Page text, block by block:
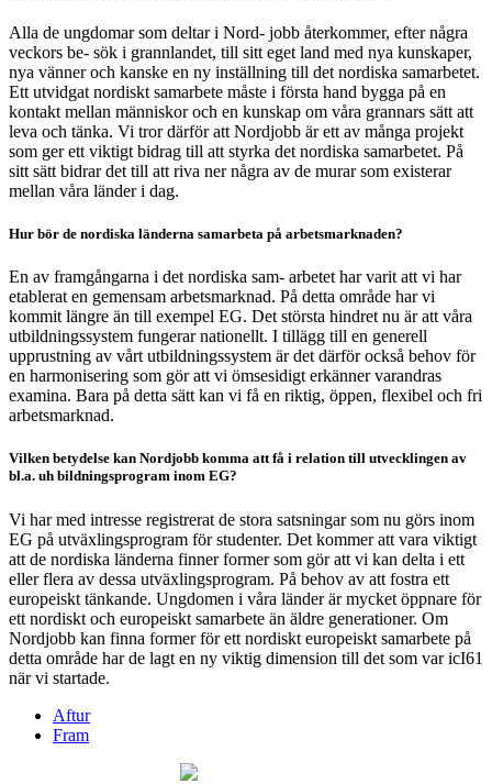
Alla de ungdomar som deltar i Nord- jobb återkommer, efter några
veckors be- sök i grannlandet, till sitt eget land med nya kunskaper,
nya vänner och kanske en ny inställning till det nordiska samarbetet.
Ett utvidgat nordiskt samarbete måste i första hand bygga på en
kontakt mellan människor och en kunskap om våra grannars sätt att
leva och tänka. Vi tror därför att Nordjobb är ett av många projekt
som ger ett viktigt bidrag till att styrka det nordiska samarbetet. På
sitt sätt bidrar det till att riva ner några av de murar som existerar
mellan våra länder i dag.
Hur bör de nordiska länderna samarbeta på arbetsmarknaden?
En av framgångarna i det nordiska sam- arbetet har varit att vi har
etablerat en gemensam arbetsmarknad. På detta område har vi
kommit längre än till exempel EG. Det största hindret nu är att våra
utbildningssystem fungerar nationellt. I tillägg till en generell
upprustning av vårt utbildningssystem är det därför också behov för
en harmonisering som gör att vi ömsesidigt erkänner varandras
examina. Bara på detta sätt kan vi få en riktig, öppen, flexibel och fri
arbetsmarknad.
Vilken betydelse kan Nordjobb komma att få i relation till utvecklingen av
bl.a. uh bildningsprogram inom EG?
Vi har med intresse registrerat de stora satsningar som nu görs inom
EG på utväxlingsprogram för studenter. Det kommer att vara viktigt
att de nordiska länderna finner former som gör att vi kan delta i ett
eller flera av dessa utväxlingsprogram. På behov av att fostra ett
europeiskt tänkande. Ungdomen i våra länder är mycket öppnare för
ett nordiskt och europeiskt samarbete än äldre generationer. Om
Nordjobb kan finna former för ett nordiskt europeiskt samarbete på
detta område har de lagt en ny viktig dimension till det som var icI61
när vi startade.
Aftur
Fram